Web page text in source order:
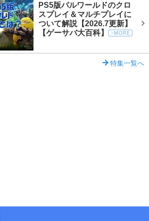
PS5版パルワールドのクロ
スプレイ＆マルチプレイに
ついて解説【2026.7更新】
【ゲーサバ大百科】
特集一覧へ